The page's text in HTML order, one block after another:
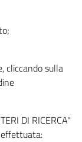
cliccando sulla
DI RICERCA"